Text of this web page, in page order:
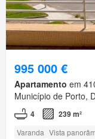
995 000 €
Apartamento em
Município de Porto,
4 239 m²
Varanda Vista